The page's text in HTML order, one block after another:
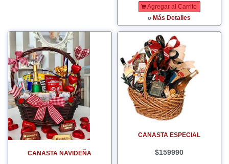
Agregar al Carrito
o Más Detalles
CANASTA NAVIDEÑA
CANASTA ESPECIAL
$159990